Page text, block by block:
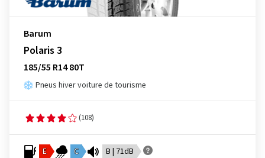
Barum
Polaris 3
185/55 R14 80T
Pneus hiver voiture de tourisme
(108)
E C B | 71dB